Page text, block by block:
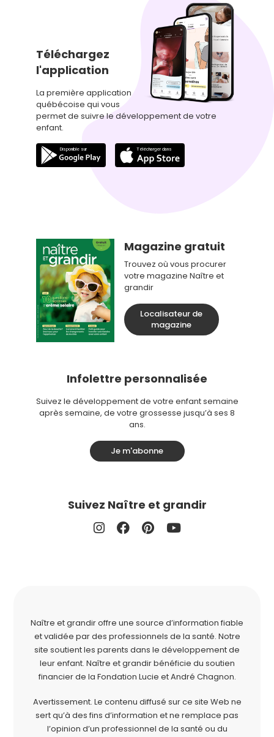
Téléchargez
l'application
La première application
québécoise qui vous
permet de suivre le développement de votre
enfant.
Magazine gratuit
Trouvez où vous procurer
votre magazine Naître et
grandir
Localisateur de
magazine
Infolettre personnalisée
Suivez le développement de votre enfant semaine
après semaine, de votre grossesse jusqu’à ses 8
ans.
Je m'abonne
Suivez Naître et grandir
Naître et grandir offre une source d’information fiable
et validée par des professionnels de la santé. Notre
site soutient les parents dans le développement de
leur enfant. Naître et grandir bénéficie du soutien
financier de la Fondation Lucie et André Chagnon.
Avertissement. Le contenu diffusé sur ce site Web ne
sert qu’à des fins d’information et ne remplace pas
l’opinion d’un professionnel de la santé ou du